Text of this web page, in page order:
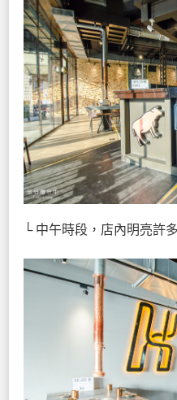
└ 中午時段，店內明亮許多